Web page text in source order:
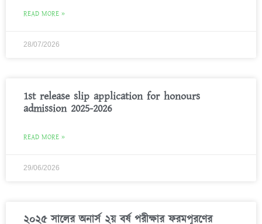
READ MORE »
28/07/2026
1st release slip application for honours
admission 2025-2026
READ MORE »
29/06/2026
২০২৫ সালের অনার্স ২য় বর্ষ পরীক্ষার ফরমপূরণের